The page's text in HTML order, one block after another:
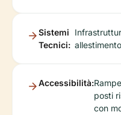
Sistemi
Tecnici:
Accessibilità:
posti
con